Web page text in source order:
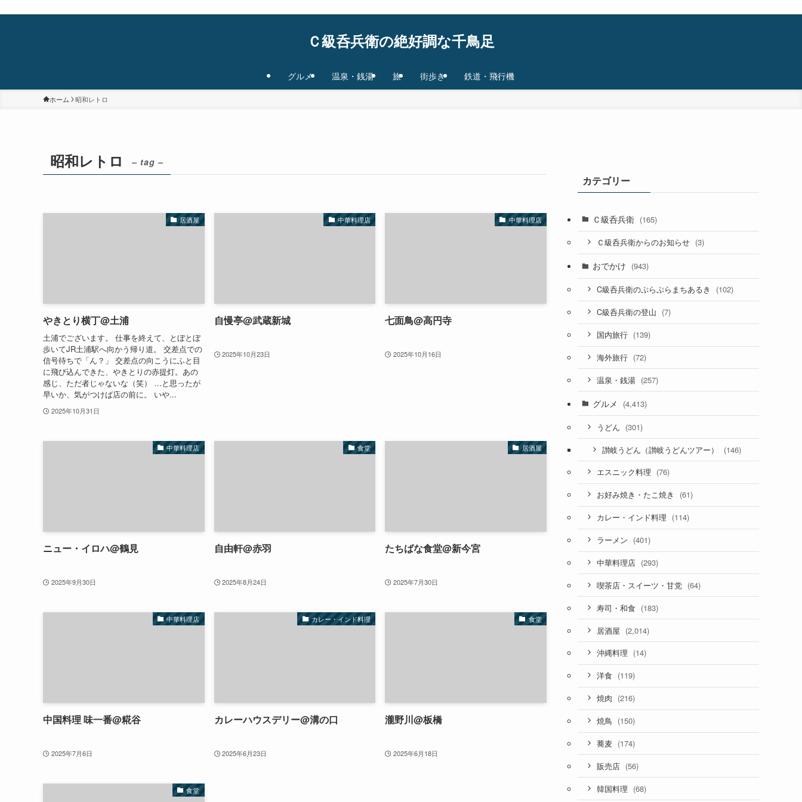
Ｃ級呑兵衛の絶好調な千鳥足
グルメ 温泉・銭湯 旅 街歩き 鉄道・飛行機
ホーム 昭和レトロ
昭和レトロ – tag –
居酒屋
やきとり横丁@土浦
土浦でございます。 仕事を終えて、とぼとぼ
歩いてJR土浦駅へ向かう帰り道。 交差点での
信号待ちで「ん？」 交差点の向こうにふと目
に飛び込んできた、やきとりの赤提灯。あの
感じ、ただ者じゃないな（笑） …と思ったが
早いか、気がつけば店の前に。 いや...
2025年10月31日
中華料理店
自慢亭@武蔵新城
2025年10月23日
中華料理店
七面鳥@高円寺
2025年10月16日
中華料理店
ニュー・イロハ@鶴見
2025年9月30日
食堂
自由軒@赤羽
2025年8月24日
居酒屋
たちばな食堂@新今宮
2025年7月30日
中華料理店
中国料理 味一番@糀谷
2025年7月6日
カレー・インド料理
カレーハウスデリー@溝の口
2025年6月23日
食堂
瀧野川@板橋
2025年6月18日
食堂
カテゴリー
Ｃ級呑兵衛 (165)
Ｃ級呑兵衛からのお知らせ (3)
おでかけ (943)
C級呑兵衛のぷらぷらまちあるき (102)
C級呑兵衛の登山 (7)
国内旅行 (139)
海外旅行 (72)
温泉・銭湯 (257)
グルメ (4,413)
うどん (301)
讃岐うどん（讃岐うどんツアー） (146)
エスニック料理 (76)
お好み焼き・たこ焼き (61)
カレー・インド料理 (114)
ラーメン (401)
中華料理店 (293)
喫茶店・スイーツ・甘党 (64)
寿司・和食 (183)
居酒屋 (2,014)
沖縄料理 (14)
洋食 (119)
焼肉 (216)
焼鳥 (150)
蕎麦 (174)
販売店 (56)
韓国料理 (68)